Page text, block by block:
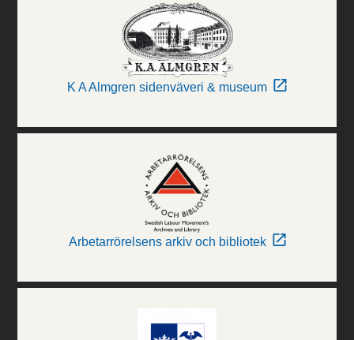
K A Almgren sidenväveri & museum
Arbetarrörelsens arkiv och bibliotek